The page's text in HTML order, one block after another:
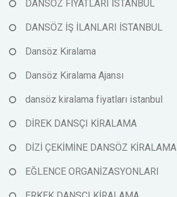
DANSÖZ FİYATLARI İSTANBUL
DANSÖZ İŞ İLANLARI İSTANBUL
Dansöz Kiralama
Dansöz Kiralama Ajansı
dansöz kiralama fiyatları istanbul
DİREK DANSÇI KİRALAMA
DİZİ ÇEKİMİNE DANSÖZ KİRALAMA
EĞLENCE ORGANİZASYONLARI